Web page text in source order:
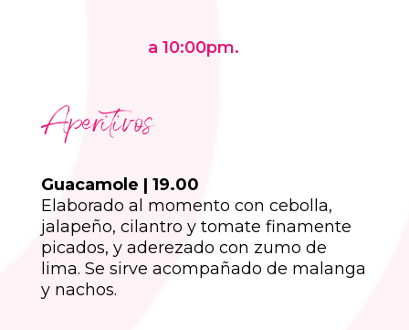
a 10:00pm.
Aperitivos
Guacamole | 19.00
Elaborado al momento con cebolla,
jalapeño, cilantro y tomate finamente
picados, y aderezado con zumo de
lima. Se sirve acompañado de malanga
y nachos.